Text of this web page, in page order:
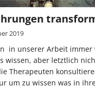
2019
in unserer Arbeit immer
wissen, aber letztlich
Therapeuten
um zu wissen was in